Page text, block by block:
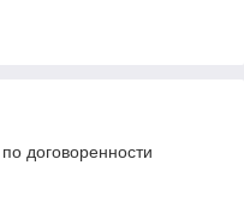
договоренности